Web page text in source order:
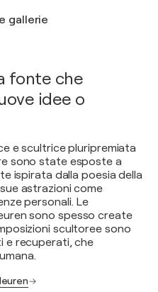
gallerie
fonte che
idee o
e scultrice pluripremiata
sono state esposte a
ispirata dalla poesia della
astrazioni come
personali. Le
sono spesso create
scultoree sono
e recuperati, che